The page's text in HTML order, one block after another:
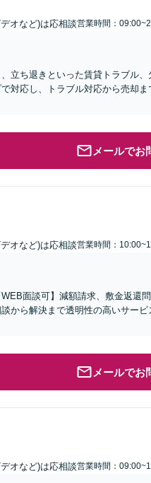
オなど)は応相談営業時間：
立ち退きといった賃貸トラブル
対応し、トラブル対応から売却
メールでお
オなど)は応相談営業時間：
面談可】減額請求、敷金返還
から解決まで透明性の高いサー
メールでお
オなど)は応相談営業時間：